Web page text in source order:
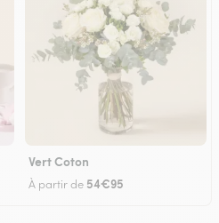
Vert Coton
À partir de 54€95